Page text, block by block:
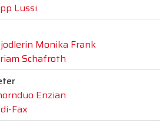
Lussi
Monika Frank
Schafroth
Enzian
Fax